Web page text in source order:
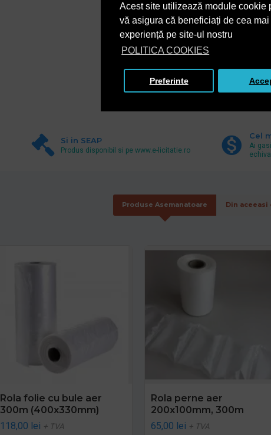
Acest site utilizează module cookie
vă asigura că beneficiați de cea mai
experiență pe site-ul nostru
POLITICA COOKIES
Preferinte
+
Si in SEAP
Produs disponibil si pe www.e-licitatie.ro
Cel
Ai
Produse Asemanatoare Din
Rola folie cu bule aer
300m (400x330mm)
118,00 lei + TVA
Rola perne aer
200x100mm, 300m
65,00 lei + TVA